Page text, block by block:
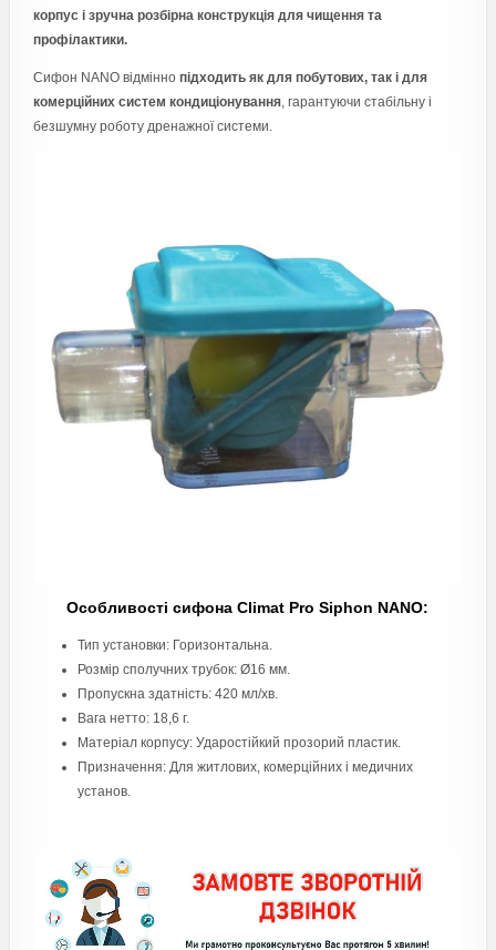
корпус і зручна розбірна конструкція для чищення та
профілактики.
Сифон NANO відмінно підходить як для побутових, так і для
комерційних систем кондиціонування, гарантуючи стабільну і
безшумну роботу дренажної системи.
Особливості сифона Climat Pro Siphon NANO:
Тип установки: Горизонтальна.
Розмір сполучних трубок: Ø16 мм.
Пропускна здатність: 420 мл/хв.
Вага нетто: 18,6 г.
Матеріал корпусу: Ударостійкий прозорий пластик.
Призначення: Для житлових, комерційних і медичних
установ.